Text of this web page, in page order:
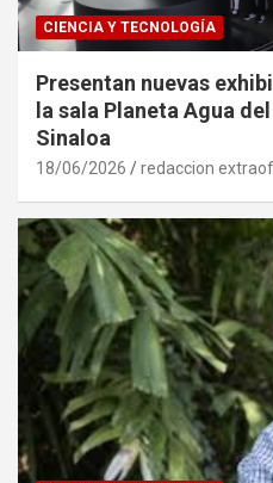
CIENCIA Y TECNOLOGÍA
Presentan nuevas
la sala Planeta Agua
Sinaloa
18/06/2026 redaccion